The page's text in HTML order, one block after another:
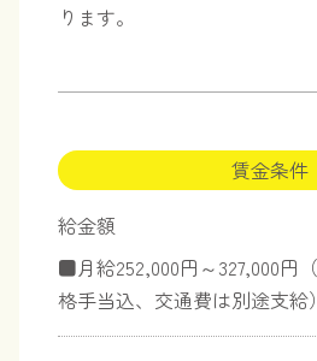
ります。
賃金条件
給金額
■月給252,000円～327,000円
格手当込、交通費は別途支給）